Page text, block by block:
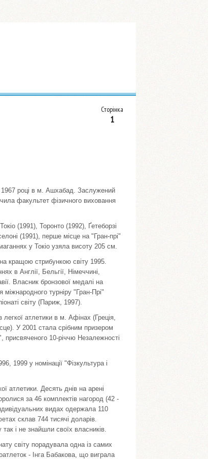
Сторінка
1
1967 році в м. Ашхабад. Заслужений
факультет фізичного виховання
(1991), Торонто (1992), Ґетеборзі
(1991), перше місце на "Гран-прі"
у Токіо узяла висоту 205 см.
кращою стрибункою світу 1995.
в Англії, Бельгії, Німеччині,
Власник бронзової медалі на
турніру "Гран-Прі"
світу (Париж, 1997).
легкої атлетики в м. Афінах (Греція,
У 2001 стала срібним призером
присвяченого 10-річчю Незалежності
1999 у номінації "Фізкультура і
атлетики. Десять днів на арені
за 46 комплектів нагород (42 -
видах одержала 110
склав 744 тисячі доларів.
і не знайшли своїх власників.
світу порадувала одна із самих
- Інга Бабакова, що виграла